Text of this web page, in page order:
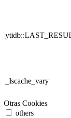
_lscache_vary
Otras Cookies
others